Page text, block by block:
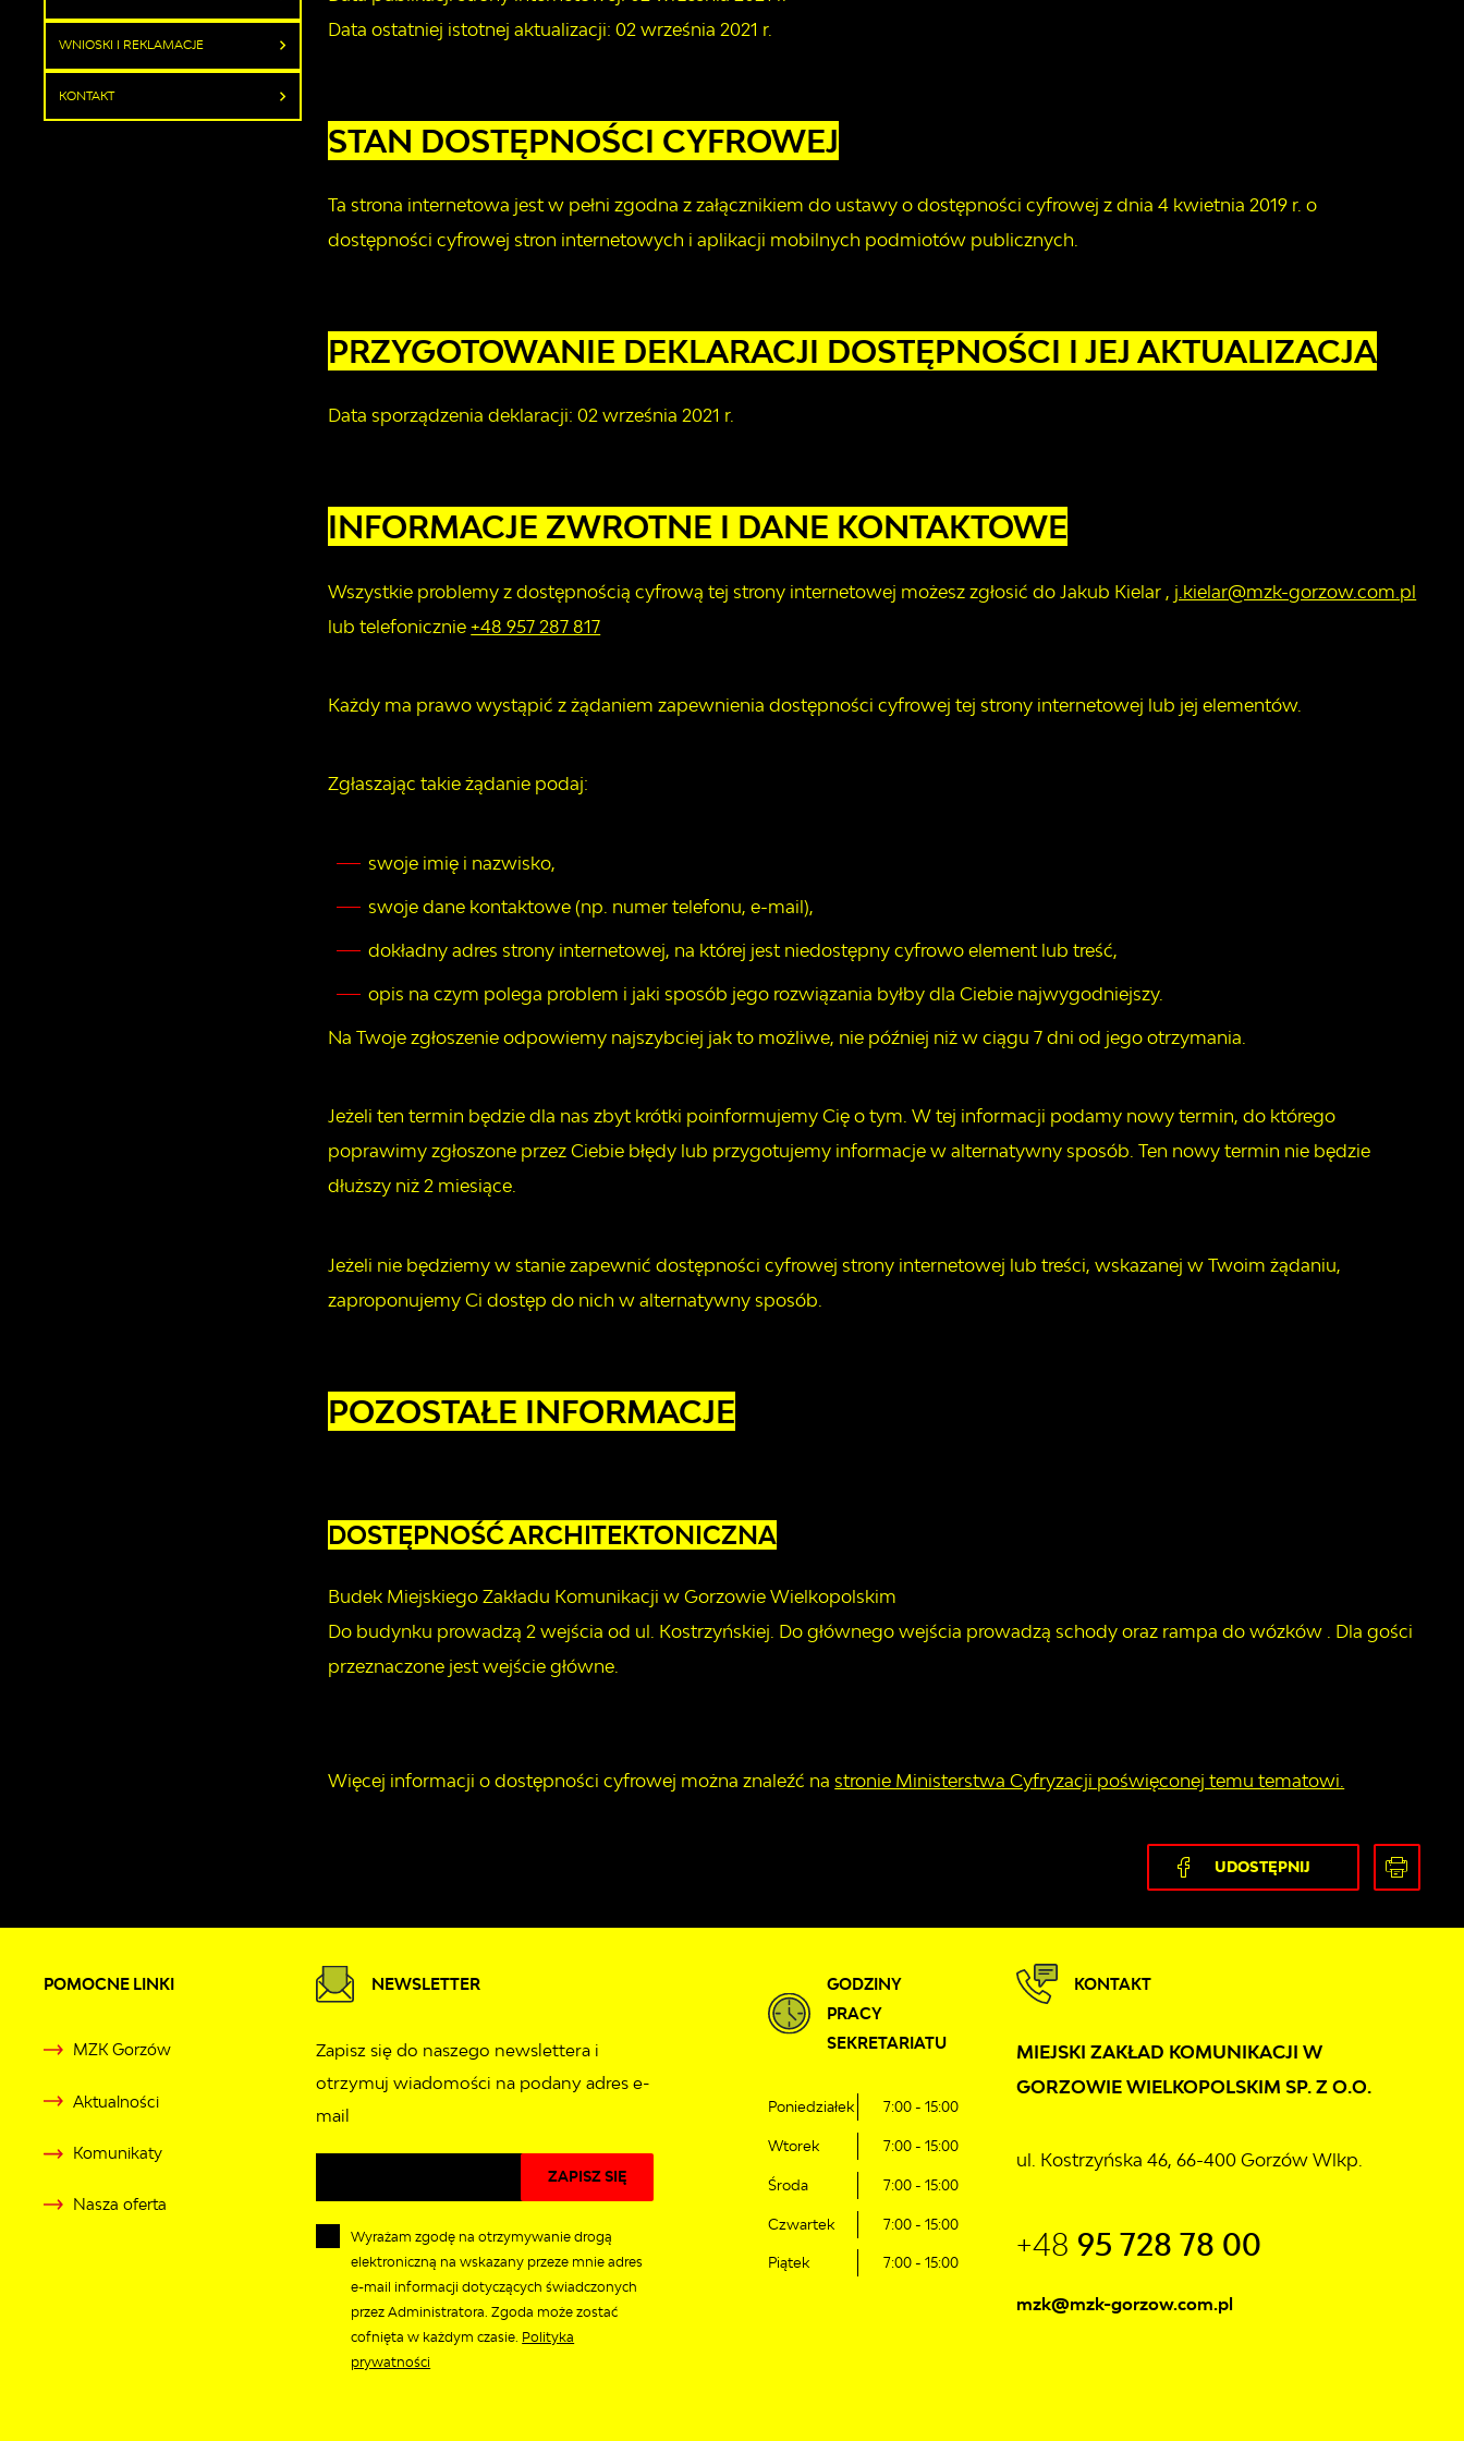
WNIOSKI I REKLAMACJE
KONTAKT
Data ostatniej istotnej aktualizacji:02 września 2021 r.
STAN DOSTĘPNOŚCI CYFROWEJ
Ta strona internetowa jest w pełni zgodna z załącznikiem do ustawy o dostępności cyfrowej z dnia 4 kwietnia 2019 r. o
dostępności cyfrowej stron internetowych i aplikacji mobilnych podmiotów publicznych.
PRZYGOTOWANIE DEKLARACJI DOSTĘPNOŚCI I JEJ AKTUALIZACJA
Data sporządzenia deklaracji:02 września 2021 r.
INFORMACJE ZWROTNE I DANE KONTAKTOWE
Wszystkie problemy z dostępnością cyfrową tej strony internetowej możesz zgłosić doJakub Kielar , j.kielar@mzk-gorzow.com.pl
lub telefonicznie+48 957 287 817
Każdy ma prawo wystąpić z żądaniem zapewnienia dostępności cyfrowej tej strony internetowej lub jej elementów.
Zgłaszając takie żądanie podaj:
swoje imię i nazwisko,
swoje dane kontaktowe (np. numer telefonu, e-mail),
dokładny adres strony internetowej, na której jest niedostępny cyfrowo element lub treść,
opis na czym polega problem i jaki sposób jego rozwiązania byłby dla Ciebie najwygodniejszy.
Na Twoje zgłoszenie odpowiemy najszybciej jak to możliwe, nie później niż w ciągu 7 dni od jego otrzymania.
Jeżeli ten termin będzie dla nas zbyt krótki poinformujemy Cię o tym. W tej informacji podamy nowy termin, do którego
poprawimy zgłoszone przez Ciebie błędy lub przygotujemy informacje w alternatywny sposób. Ten nowy termin nie będzie
dłuższy niż 2 miesiące.
Jeżeli nie będziemy w stanie zapewnić dostępności cyfrowej strony internetowej lub treści, wskazanej w Twoim żądaniu,
zaproponujemy Ci dostęp do nich w alternatywny sposób.
POZOSTAŁE INFORMACJE
DOSTĘPNOŚĆ ARCHITEKTONICZNA
Budek Miejskiego Zakładu Komunikacji w Gorzowie Wielkopolskim
Do budynku prowadzą 2 wejścia od ul. Kostrzyńskiej. Do głównego wejścia prowadzą schody oraz rampa do wózków . Dla gości
przeznaczone jest wejście główne.
Więcej informacji o dostępności cyfrowej można znaleźć nastronie Ministerstwa Cyfryzacji poświęconej temu tematowi.
UDOSTĘPNIJ
POMOCNE LINKI
MZK Gorzów
Aktualności
Komunikaty
Nasza oferta
NEWSLETTER
Zapisz się do naszego newslettera i
otrzymuj wiadomości na podany adres e-
mail
Wyrażam zgodę na otrzymywanie drogą
elektroniczną na wskazany przeze mnie adres
e-mail informacji dotyczących świadczonych
przez Administratora. Zgoda może zostać
cofnięta w każdym czasie. Polityka
prywatności
GODZINY
PRACY
SEKRETARIATU
Poniedziałek 7:00 - 15:00
Wtorek 7:00 - 15:00
Środa 7:00 - 15:00
Czwartek 7:00 - 15:00
Piątek 7:00 - 15:00
KONTAKT
MIEJSKI ZAKŁAD KOMUNIKACJI W
GORZOWIE WIELKOPOLSKIM SP. Z O.O.
ul. Kostrzyńska 46, 66-400 Gorzów Wlkp.
+48 95 728 78 00
mzk@mzk-gorzow.com.pl